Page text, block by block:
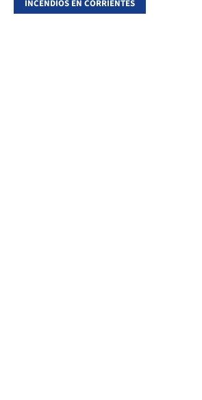
INCENDIOS EN CORRIENTES